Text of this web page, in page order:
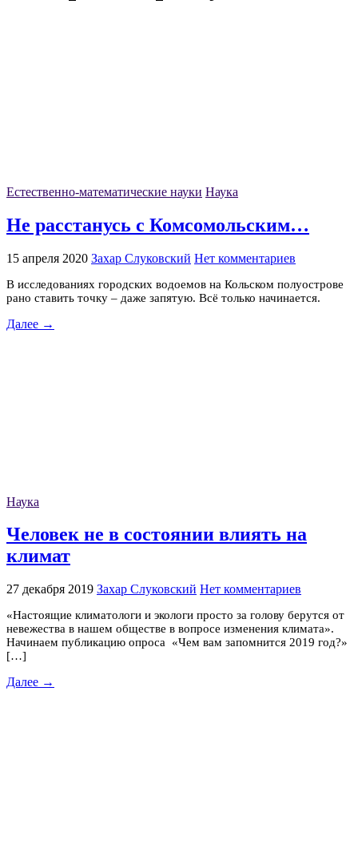
Естественно-математические науки Наука
Не расстанусь с Комсомольским…
15 апреля 2020 Захар Слуковский Нет комментариев
В исследованиях городских водоемов на Кольском полуострове
рано ставить точку – даже запятую. Всё только начинается.
Далее →
Наука
Человек не в состоянии влиять на
климат
27 декабря 2019 Захар Слуковский Нет комментариев
«Настоящие климатологи и экологи просто за голову берутся от
невежества в нашем обществе в вопросе изменения климата».
Начинаем публикацию опроса «Чем вам запомнится 2019 год?»
[…]
Далее →